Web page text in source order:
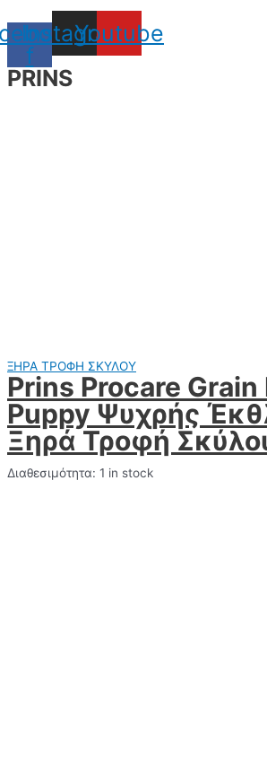
f
Instagram
Youtube
PRINS
ΞΗΡΑ ΤΡΟΦΗ ΣΚΥΛΟΥ
Prins Procare Grain
Puppy Ψυχρής
Ξηρά Τροφή
Διαθεσιμότητα: 1 in stock